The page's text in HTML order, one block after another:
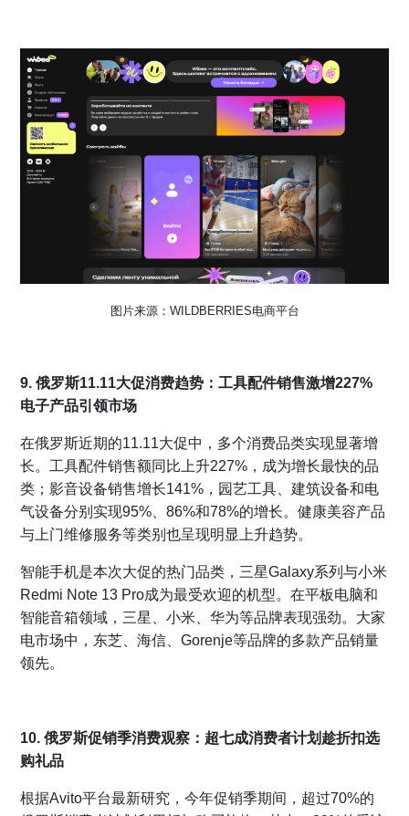
图片来源：WILDBERRIES电商平台
9. 俄罗斯11.11大促消费趋势：工具配件销售激增227%
电子产品引领市场
在俄罗斯近期的11.11大促中，多个消费品类实现显著增
长。工具配件销售额同比上升227%，成为增长最快的品
类；影音设备销售增长141%，园艺工具、建筑设备和电
气设备分别实现95%、86%和78%的增长。健康美容产品
与上门维修服务等类别也呈现明显上升趋势。
智能手机是本次大促的热门品类，三星Galaxy系列与小米
Redmi Note 13 Pro成为最受欢迎的机型。在平板电脑和
智能音箱领域，三星、小米、华为等品牌表现强劲。大家
电市场中，东芝、海信、Gorenje等品牌的多款产品销量
领先。
10. 俄罗斯促销季消费观察：超七成消费者计划趁折扣选
购礼品
根据Avito平台最新研究，今年促销季期间，超过70%的